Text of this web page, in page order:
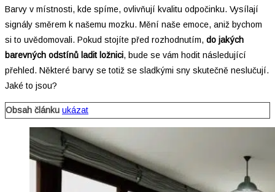
Barvy v místnosti, kde spíme, ovlivňují kvalitu odpočinku. Vysílají
signály směrem k našemu mozku. Mění naše emoce, aniž bychom
si to uvědomovali. Pokud stojíte před rozhodnutím, do jakých
barevných odstínů ladit ložnici, bude se vám hodit následující
přehled. Některé barvy se totiž se sladkými sny skutečně neslučují.
Jaké to jsou?
Obsah článku ukázat